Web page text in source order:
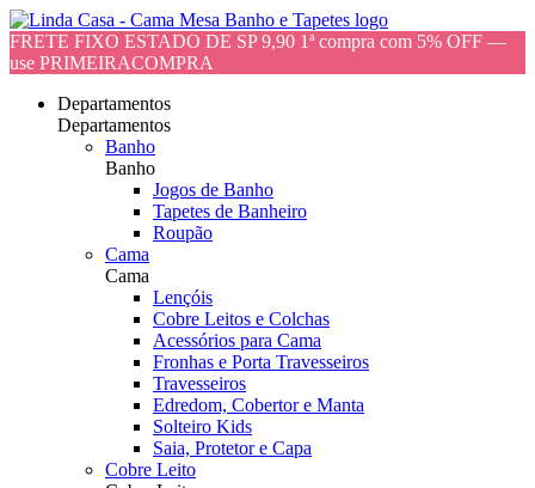
FRETE FIXO ESTADO DE SP 9,90 1ª compra com 5% OFF —
use PRIMEIRACOMPRA
Departamentos
Departamentos
Banho
Banho
Jogos de Banho
Tapetes de Banheiro
Roupão
Cama
Cama
Lençóis
Cobre Leitos e Colchas
Acessórios para Cama
Fronhas e Porta Travesseiros
Travesseiros
Edredom, Cobertor e Manta
Solteiro Kids
Saia, Protetor e Capa
Cobre Leito